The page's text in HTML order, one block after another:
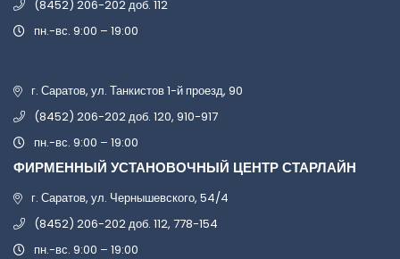
(8452) 206-202 доб. 112
пн.-вс. 9:00 – 19:00
г. Саратов, ул. Танкистов 1-й проезд, 90
(8452) 206-202 доб. 120, 910-917
пн.-вс. 9:00 – 19:00
ФИРМЕННЫЙ УСТАНОВОЧНЫЙ ЦЕНТР СТАРЛАЙН
г. Саратов, ул. Чернышевского, 54/4
(8452) 206-202 доб. 112, 778-154
пн.-вс. 9:00 – 19:00